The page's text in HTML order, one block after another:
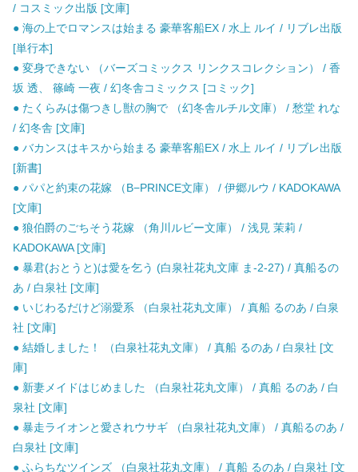
/ コスミック出版 [文庫]
● 海の上でロマンスは始まる 豪華客船EX / 水上 ルイ / リブレ出版
[単行本]
● 変身できない （バーズコミックス リンクスコレクション） / 香
坂 透、 篠崎 一夜 / 幻冬舎コミックス [コミック]
● たくらみは傷つきし獣の胸で （幻冬舎ルチル文庫） / 愁堂 れな
/ 幻冬舎 [文庫]
● バカンスはキスから始まる 豪華客船EX / 水上 ルイ / リブレ出版
[新書]
● パパと約束の花嫁 （B−PRINCE文庫） / 伊郷ルウ / KADOKAWA
[文庫]
● 狼伯爵のごちそう花嫁 （角川ルビー文庫） / 浅見 茉莉 /
KADOKAWA [文庫]
● 暴君(おとうと)は愛を乞う (白泉社花丸文庫 ま-2-27) / 真船るの
あ / 白泉社 [文庫]
● いじわるだけど溺愛系 （白泉社花丸文庫） / 真船 るのあ / 白泉
社 [文庫]
● 結婚しました！ （白泉社花丸文庫） / 真船 るのあ / 白泉社 [文
庫]
● 新妻メイドはじめました （白泉社花丸文庫） / 真船 るのあ / 白
泉社 [文庫]
● 暴走ライオンと愛されウサギ （白泉社花丸文庫） / 真船るのあ /
白泉社 [文庫]
● ふらちなツインズ （白泉社花丸文庫） / 真船 るのあ / 白泉社 [文